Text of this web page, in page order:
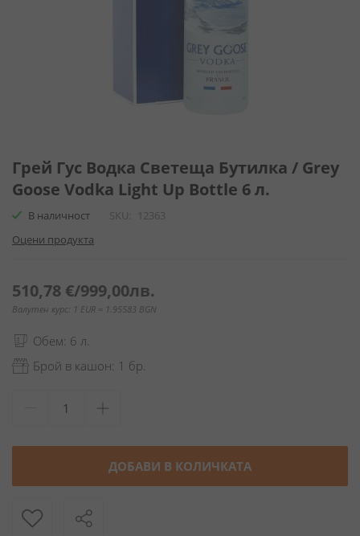
към
началото
на
галерия
снимки
Грей Гус Водка Светеща Бутилка / Grey
Goose Vodka Light Up Bottle 6 л.
В наличност SKU
12363
Оцени продукта
510,78 €/999,00лв.
Валутен курс: 1 EUR = 1.95583 BGN
Обем: 6 л.
Брой в кашон: 1 бр.
ДОБАВИ В КОЛИЧКАТА